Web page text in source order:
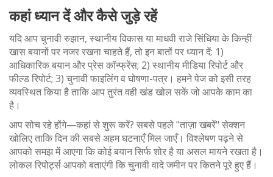
कहां ध्यान दें और कैसे जुड़े रहें
यदि आप चुनावी रुझान, स्थानीय विकास या माधवी राजे सिंधिया के किन्हीं
खास बयानों पर नजर रखना चाहते हैं, तो इन बातों पर ध्यान दें: 1)
आधिकारिक बयान और प्रेस कॉन्फ्रेंस; 2) स्थानीय मीडिया रिपोर्ट और
फील्ड रिपोर्ट; 3) चुनावी फाइलिंग व घोषणा-पत्र। हमने पेज को इसी तरह
व्यवस्थित किया है ताकि आप तुरंत वही खंड खोल सकें जो आपके काम का
है।
आप सोच रहे होंगे—कहां से शुरू करें? सबसे पहले "ताज़ा खबरें" सेक्शन
खोलिए ताकि दिन की सबसे अहम घटनाएँ मिल जाएँ। विश्लेषण पढ़ने से
आपको समझ में आएगा कि कोई बयान सिर्फ शोर है या असल मायने रखता है।
लोकल रिपोर्ट्स आपको बताएंगी कि चुनावी वादे जमीन पर कितने पूरे हुए हैं।